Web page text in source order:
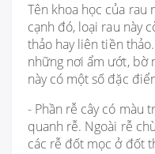
Tên khoa học của rau
cạnh đó, loại rau này
thảo hay liên tiền
những nơi ẩm ướt, bờ
này có một số đặc
- Phần rễ cây có màu
quanh rễ. Ngoài rễ
các rễ đốt mọc ở đốt